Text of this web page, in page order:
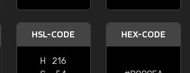
HSL-CODE
H
216
HEX-CODE